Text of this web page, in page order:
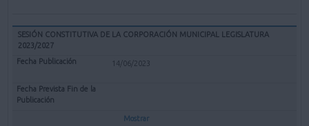
SESIÓN CONSTITUTIVA DE LA CORPORACIÓN MUNICIPAL LEGISLATURA
2023/2027
14/06/2023
Mostrar